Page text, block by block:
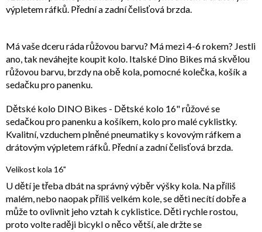
výpletem ráfků. Přední a zadní čelisťová brzda.
Má vaše dceru ráda růžovou barvu? Má mezi 4-6 rokem? Jestli
ano, tak neváhejte koupit kolo. Italské Dino Bikes má skvělou
růžovou barvu, brzdy na obě kola, pomocné kolečka, košík a
sedačku pro panenku.
Dětské kolo DINO Bikes - Dětské kolo 16" růžové se
sedačkou pro panenku a košíkem, kolo pro malé cyklistky.
Kvalitní, vzduchem plněné pneumatiky s kovovým ráfkem a
drátovým výpletem ráfků. Přední a zadní čelisťová brzda.
Velikost kola 16"
U dětí je třeba dbát na správný výběr výšky kola. Na příliš
malém, nebo naopak příliš velkém kole, se děti necítí dobře a
může to ovlivnit jeho vztah k cyklistice. Děti rychle rostou,
proto volte raději bicykl o něco větší, ale držte se